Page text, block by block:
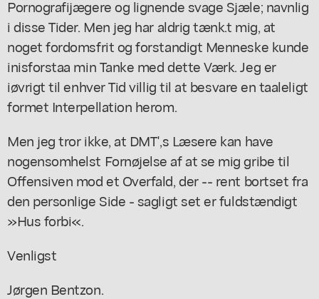
Pornografijægere og lignende svage Sjæle; navnlig
i disse Tider. Men jeg har aldrig tænk.t mig, at
noget fordomsfrit og forstandigt Menneske kunde
inisforstaa min Tanke med dette Værk. Jeg er
iøvrigt til enhver Tid villig til at besvare en taaleligt
formet Interpellation herom.
Men jeg tror ikke, at DMT',s Læsere kan have
nogensomhelst Fornøjelse af at se mig gribe til
Offensiven mod et Overfald, der -- rent bortset fra
den personlige Side - sagligt set er fuldstændigt
»Hus forbi«.
Venligst
Jørgen Bentzon.